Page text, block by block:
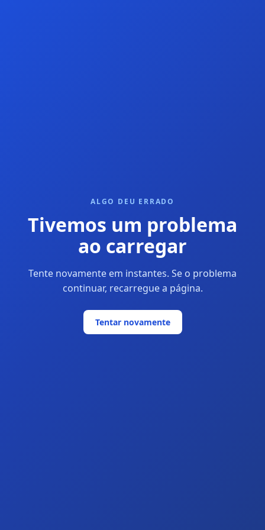
ALGO DEU ERRADO
Tivemos um problema
ao carregar
Tente novamente em instantes. Se o problema
continuar, recarregue a página.
Tentar novamente